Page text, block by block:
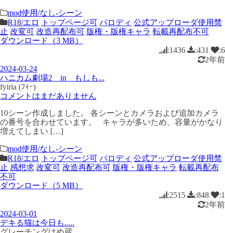
mod使用/なし-シーン
R18/エロ
トップページ可 パロディ 公式アップローダ使用禁
止 改変可 改造再配布可 版権・版権キャラ 転載再配布不可
ダウンロード（3 MB）
:1436
:431
:6
2年前
2024-03-24
ハニカム劇場2 in もしも...
fyiria (ﾌｨｰ)
コメントはまだありません
10シーン作成しました。 各シーンとカメラおよび追加カメラ
の番号を合わせています。 キャラが多いため、容量がかなり
増えてしまい […]
mod使用/なし-シーン
R18/エロ
トップページ可 パロディ 公式アップローダ使用禁
止 感想求 改変可 改造再配布可 版権・版権キャラ 転載再配布
不可
ダウンロード（5 MB）
:2515
:848
:1
2年前
2024-03-01
デキる猫は今日も.....